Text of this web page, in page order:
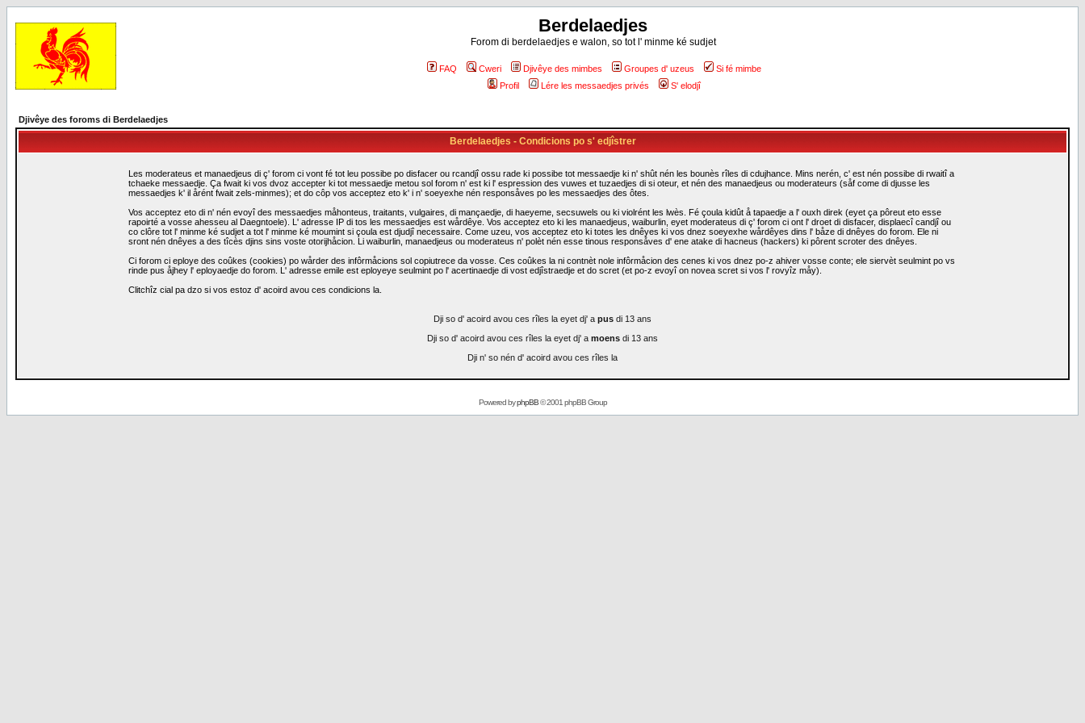
Berdelaedjes
Forom di berdelaedjes e walon, so tot l' minme ké sudjet
FAQ Cweri Djivêye des mimbes Groupes d' uzeus
Si fé mimbe
Profil
Lére les messaedjes privés S' elodjî
Djivêye des foroms di Berdelaedjes
Berdelaedjes - Condicions po s' edjîstrer
Les moderateus et manaedjeus di ç' forom ci vont fé tot leu possibe po disfacer ou rcandjî ossu rade ki possibe tot messaedje ki n' shût nén les bounès rîles di cdujhance. Mins nerén, c' est nén possibe di rwaitî a
tchaeke messaedje. Ça fwait ki vos dvoz accepter ki tot messaedje metou sol forom n' est ki l' espression des vuwes et tuzaedjes di si oteur, et nén des manaedjeus ou moderateurs (såf come di djusse les
messaedjes k' il årént fwait zels-minmes); et do côp vos acceptez eto k' i n' soeyexhe nén responsåves po les messaedjes des ôtes.
Vos acceptez eto di n' nén evoyî des messaedjes måhonteus, traitants, vulgaires, di mançaedje, di haeyeme, secsuwels ou ki violrént les lwès. Fé çoula kidût å tapaedje a l' ouxh direk (eyet ça pôreut eto esse
rapoirté a vosse ahesseu al Daegntoele). L' adresse IP di tos les messaedjes est wårdêye. Vos acceptez eto ki les manaedjeus, waiburlin, eyet moderateus di ç' forom ci ont l' droet di disfacer, displaecî candjî ou
co clôre tot l' minme ké sudjet a tot l' minme ké moumint si çoula est djudjî necessaire. Come uzeu, vos acceptez eto ki totes les dnêyes ki vos dnez soeyexhe wårdêyes dins l' båze di dnêyes do forom. Ele ni
sront nén dnêyes a des tîcès djins sins voste otorijhåcion. Li waiburlin, manaedjeus ou moderateus n' polèt nén esse tinous responsåves d' ene atake di hacneus (hackers) ki pôrent scroter des dnêyes.
Ci forom ci eploye des coûkes (cookies) po wårder des infôrmåcions sol copiutrece da vosse. Ces coûkes la ni contnèt nole infôrmåcion des cenes ki vos dnez po-z ahiver vosse conte; ele siervèt seulmint po vs
rinde pus åjhey l' eployaedje do forom. L' adresse emile est eployeye seulmint po l' acertinaedje di vost edjîstraedje et do scret (et po-z evoyî on novea scret si vos l' rovyîz måy).
Clitchîz cial pa dzo si vos estoz d' acoird avou ces condicions la.
Dji so d' acoird avou ces rîles la eyet dj' a pus di 13 ans
Dji so d' acoird avou ces rîles la eyet dj' a moens di 13 ans
Dji n' so nén d' acoird avou ces rîles la
Powered byphpBB© 2001 phpBB Group